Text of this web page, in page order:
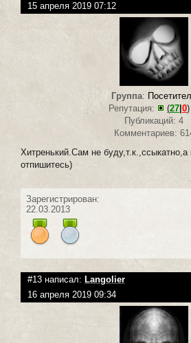
15 апреля 2019 07:12
Группа:
Репутация:
(27 0)
Публикаций: 4
Комментариев:
Хитренький.Сам не
отпишитесь)
Зарегистрирован:
22.03.2013
#13 написал: Langolier
16 апреля 2019 09:34